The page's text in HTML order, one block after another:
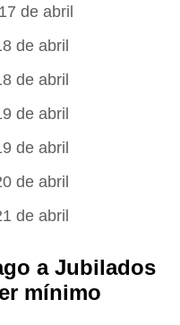
de abril
de abril
de abril
de abril
de abril
de abril
de abril
a Jubilados
mínimo